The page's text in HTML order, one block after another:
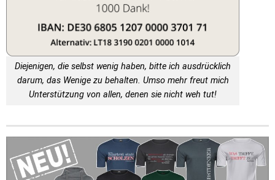
Diejenigen, die selbst wenig haben, bitte ich ausdrücklich
darum, das Wenige zu behalten. Umso mehr freut mich
Unterstützung von allen, denen sie nicht weh tut!